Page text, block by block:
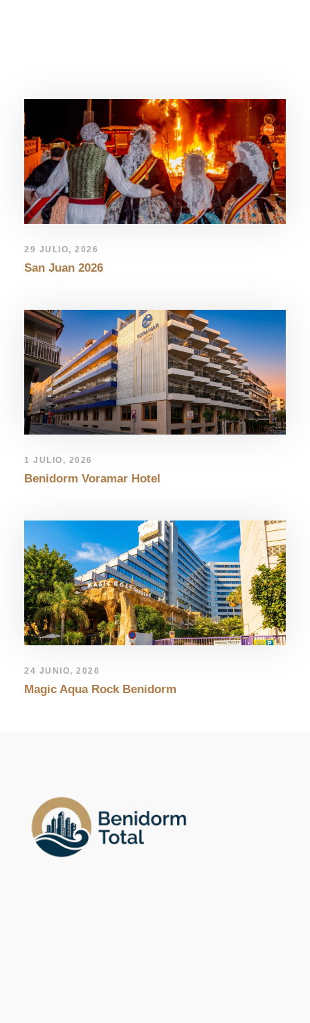
29 JULIO, 2026
San Juan 2026
1 JULIO, 2026
Benidorm Voramar Hotel
24 JUNIO, 2026
Magic Aqua Rock Benidorm